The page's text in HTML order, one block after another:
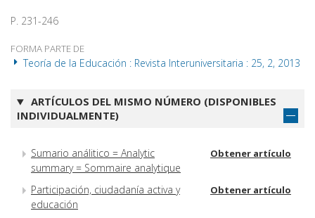
P. 231-246
FORMA PARTE DE
Teoría de la Educación : Revista Interuniversitaria : 25, 2, 2013
ARTÍCULOS DEL MISMO NÚMERO (DISPONIBLES
INDIVIDUALMENTE)
Sumario análitico = Analytic
summary = Sommaire analytique
Obtener artículo
Participación, ciudadanía activa y
educación
Obtener artículo